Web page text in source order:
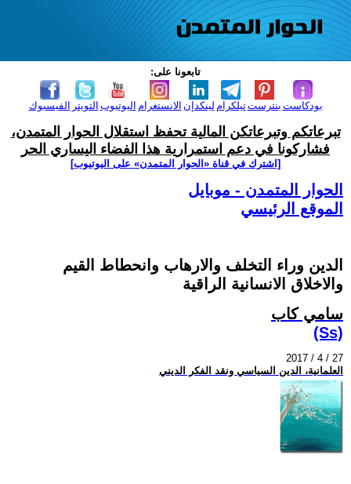
تابعونا على:
الفيسبوك التويتر اليوتيوب الانستغرام لينكدإن تيلكرامبنترست بودكاست
تبرعاتكم وتبرعاتكن المالية تحفظ استقلال الحوار المتمدن،
فشاركونا في دعم استمرارية هذا الفضاء اليساري الحر
[اشترك في قناة ‫«الحوار المتمدن» على اليوتيوب]
الحوار المتمدن - موبايل
الموقع الرئيسي
الدين وراء التخلف والارهاب وانحطاط القيم
والاخلاق الانسانية الراقية
سامي كاب
(Ss)
2017 / 4 / 27
العلمانية، الدين السياسي ونقد الفكر الديني